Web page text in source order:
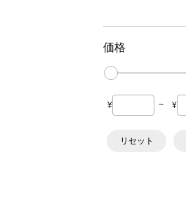
価格
¥ ~ ¥
リセット